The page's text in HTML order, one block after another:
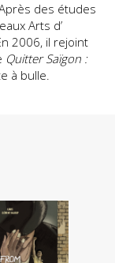
des études
Arts d’
2006, il rejoint
Quitter Saïgon :
à bulle.